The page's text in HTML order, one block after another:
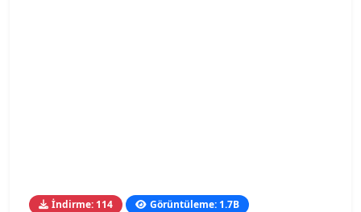
İndirme: 114
Görüntüleme: 1.7B